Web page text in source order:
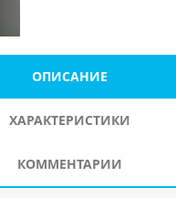
ОПИСАНИЕ
ХАРАКТЕРИСТИКИ
КОММЕНТАРИИ